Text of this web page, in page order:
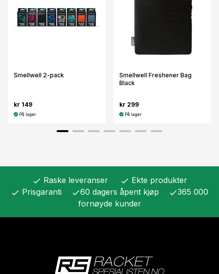
Smellwell 2-pack
kr 149
På lager
Smellwell Freshener Bag
Black
kr 299
På lager
check Raske leveranser check Ekte produkter
check Prisgaranti check60 dagers åpent kjøp check365 000
fornøyde kunder